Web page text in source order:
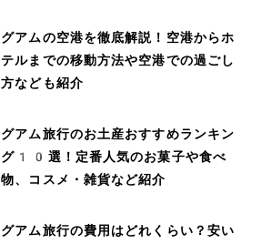
グアムの空港を徹底解説！空港からホ
テルまでの移動方法や空港での過ごし
方なども紹介
グアム旅行のお土産おすすめランキン
グ10選！定番人気のお菓子や食べ
物、コスメ・雑貨など紹介
グアム旅行の費用はどれくらい？安い